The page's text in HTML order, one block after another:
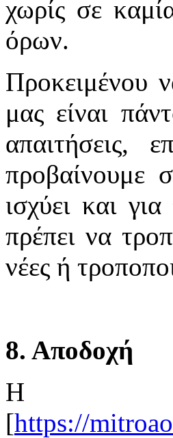
χωρίς σε
όρων.
Προκειμένου
μας είναι
απαιτήσεις,
προβαίνουμε
ισχύει και
πρέπει να
νέες ή
8. Αποδοχή
Η
[https://